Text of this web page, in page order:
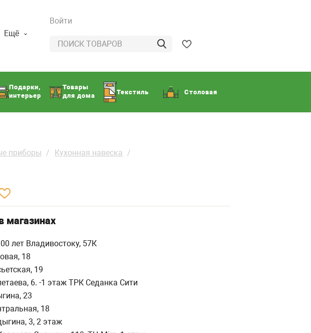
Ещё
Войти
Подарки,
интерьер
Товары
для дома
Текстиль Столовая
приборы
Кухонная навеска
магазинах
лет Владивостоку, 57К
18
19
6. -1 этаж ТРК Седанка Сити
23
18
3, 2 этаж